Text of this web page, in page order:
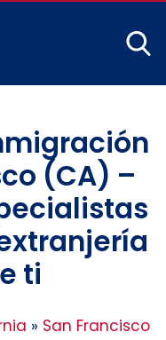
(CA) –
ti
» San Francisco